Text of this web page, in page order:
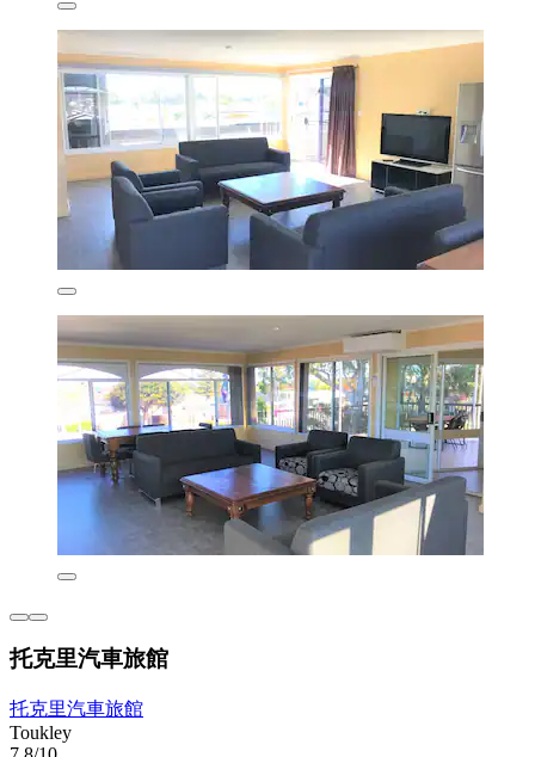
托克里汽車旅館
托克里汽車旅館
Toukley